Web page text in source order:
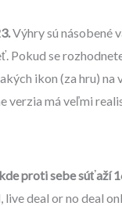
Výhry sú násobené
se
ikon (za hru)
má veľmi
proti sebe súťaží
deal or no deal